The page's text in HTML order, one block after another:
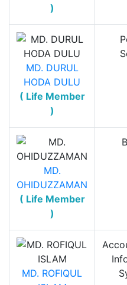
)
MD. DURUL
HODA DULU
( Life Member
)
MD.
OHIDUZZAMAN
( Life Member
)
MD. ROFIQUL